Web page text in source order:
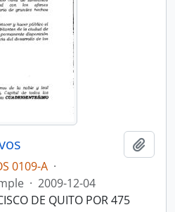
0109-A ·
· 2009-12-04
DE QUITO POR 475